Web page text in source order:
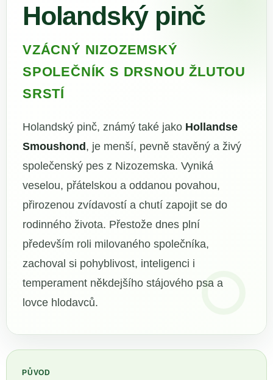
Holandský pinč
VZÁCNÝ NIZOZEMSKÝ
SPOLEČNÍK S DRSNOU ŽLUTOU
SRSTÍ
Holandský pinč, známý také jako Hollandse
Smoushond, je menší, pevně stavěný a živý
společenský pes z Nizozemska. Vyniká
veselou, přátelskou a oddanou povahou,
přirozenou zvídavostí a chutí zapojit se do
rodinného života. Přestože dnes plní
především roli milovaného společníka,
zachoval si pohyblivost, inteligenci i
temperament někdejšího stájového psa a
lovce hlodavců.
PŮVOD